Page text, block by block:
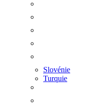
Slovénie
Turquie